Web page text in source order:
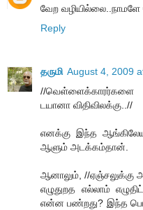
வேற
Reply
தருமி August 4, 2009
//
டயானா விதிவிலக்கு..//
எனக்கு இந்த
ஆளும் அடக்கம்தான்.
ஆனாலும், //ஏஞ்சலுக்கு
எழுதுறத எல்லாம்
என்ன பண்றது? இந்த